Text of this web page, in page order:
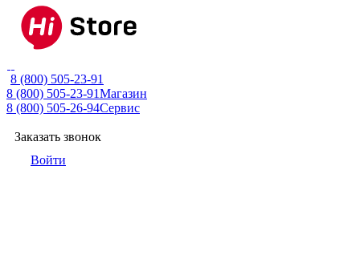
8 (800) 505-23-91
8 (800) 505-23-91Магазин
8 (800) 505-26-94Сервис
Заказать звонок
Войти